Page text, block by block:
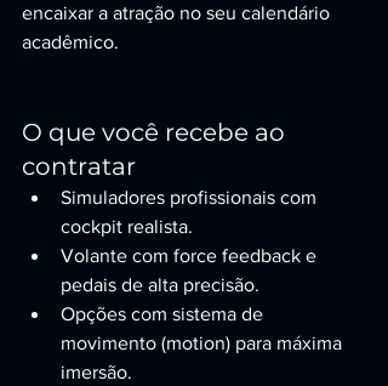
encaixar a atração no seu calendário
acadêmico.
O que você recebe ao
contratar
Simuladores profissionais com
cockpit realista.
Volante com force feedback e
pedais de alta precisão.
Opções com sistema de
movimento (motion) para máxima
imersão.